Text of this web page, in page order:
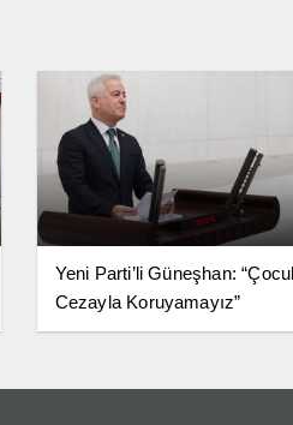
Yeni Parti’li Güneşhan:
Cezayla Koruyamayız”